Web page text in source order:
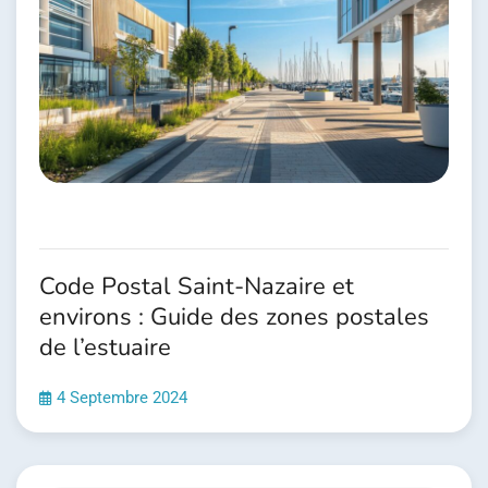
Code Postal Saint-Nazaire et
environs : Guide des zones postales
de l’estuaire
4 Septembre 2024